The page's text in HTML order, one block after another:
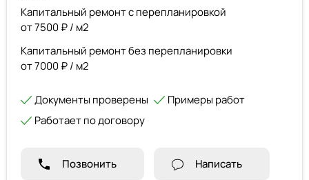
Капитальный ремонт с перепланировкой
от 7500 ₽ / м2
Капитальный ремонт без перепланировки
от 7000 ₽ / м2
Документы проверены
Примеры работ
Работает по договору
Позвонить Написать